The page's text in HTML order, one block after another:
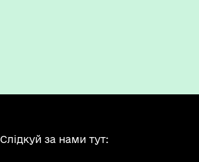
Слідкуй за нами тут: